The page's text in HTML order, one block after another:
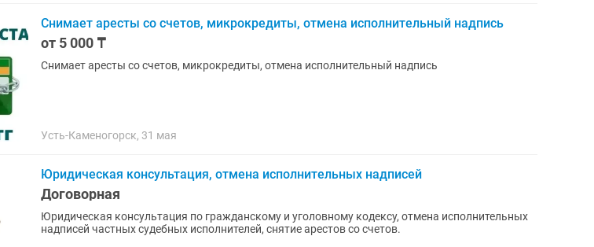
Снимает аресты со счетов, микрокредиты, отмена исполнительный надпись
от 5 000 ₸
Снимает аресты со счетов, микрокредиты, отмена исполнительный надпись
Усть-Каменогорск, 31 мая
Юридическая консультация, отмена исполнительных надписей
Договорная
Юридическая консультация по гражданскому и уголовному кодексу, отмена исполнительных
надписей частных судебных исполнителей, снятие арестов со счетов.